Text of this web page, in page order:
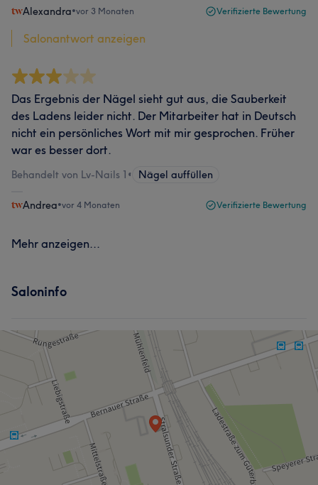
Alexandra•vor 3 Monaten Verifizierte Bewertung
Salonantwort anzeigen
Das Ergebnis der Nägel sieht gut aus, die Sauberkeit
des Ladens leider nicht. Der Mitarbeiter hat in Deutsch
nicht ein persönliches Wort mit mir gesprochen. Früher
war es besser dort.
Behandelt von Lv-Nails 1 • Nägel auffüllen
Andrea•vor 4 Monaten Verifizierte Bewertung
Mehr anzeigen...
Saloninfo